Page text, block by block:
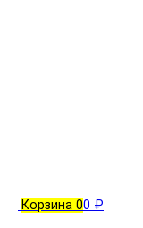
Корзина 00 ₽